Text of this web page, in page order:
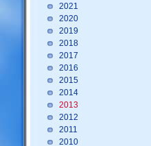
2021
2020
2019
2018
2017
2016
2015
2014
2013
2012
2011
2010